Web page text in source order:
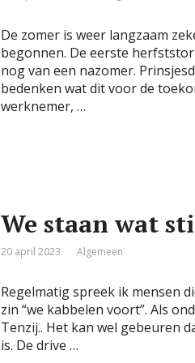
De zomer is weer langzaam
begonnen. De eerste
nog van een nazomer.
bedenken wat dit voor de
werknemer, …
We staan wat
20 april 2023 Algemeen
Regelmatig spreek ik mensen
zin “we kabbelen voort”. Als
Tenzij.. Het kan wel gebeuren
is. De drive …